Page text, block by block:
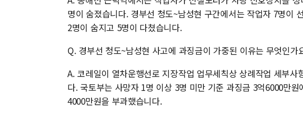
명이 숨졌습니다. 경부선 청도~남성현 구간에서는 작업자 7명이
2명이 숨지고 5명이 다쳤습니다.
Q. 경부선 청도~남성현 사고에 과징금이 가중된 이유는 무엇인가
A. 코레일이 열차운행선로 지장작업 업무세칙상 상례작업 세부사
다. 국토부는 사망자 1명 이상 3명 미만 기준 과징금 3억6000만
4000만원을 부과했습니다.